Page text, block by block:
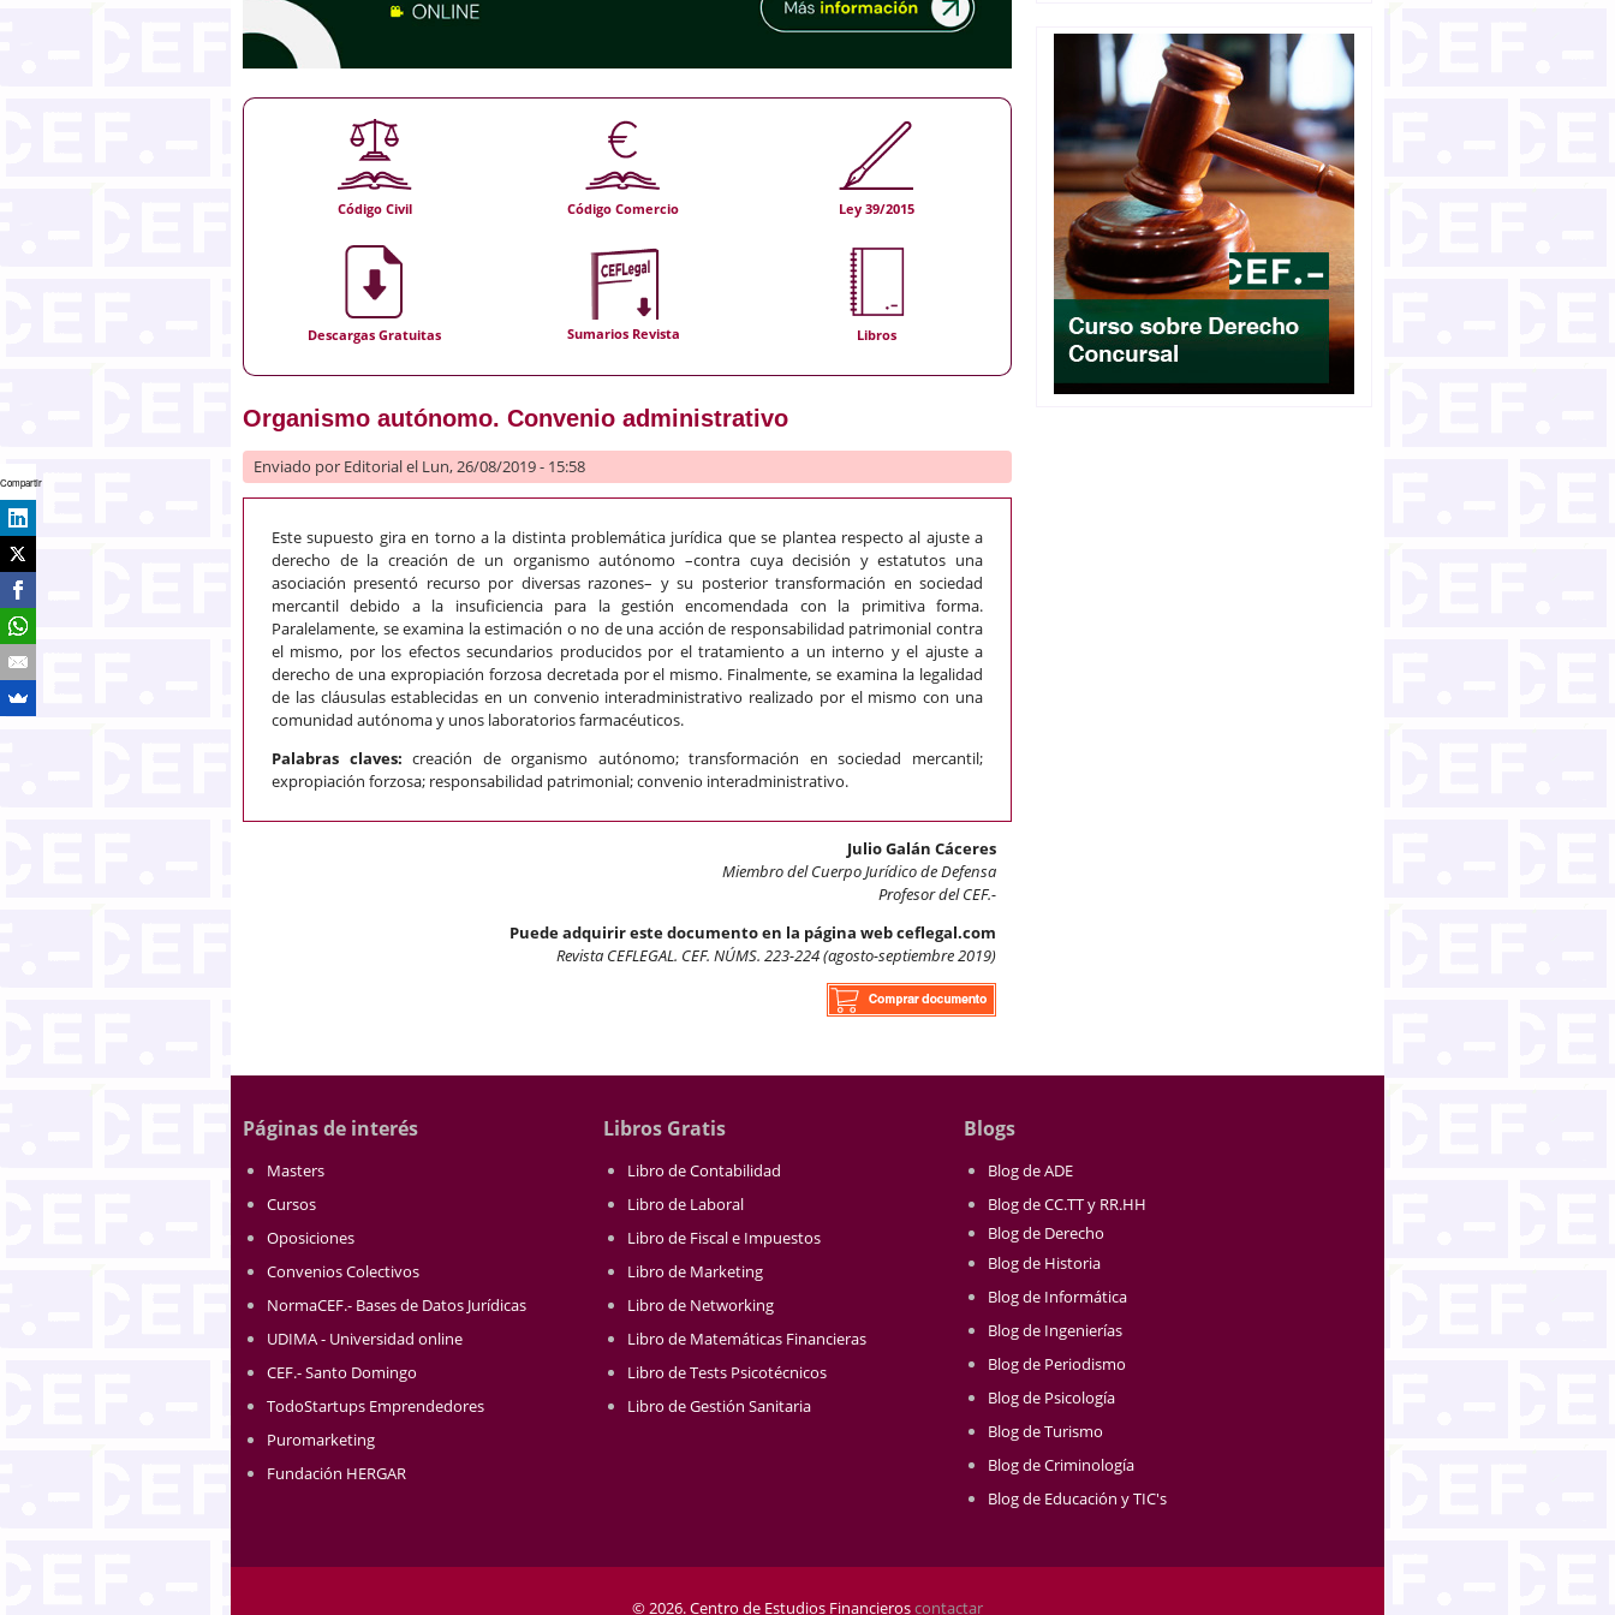
Código Civil Código Comercio Ley 39/2015
Descargas Gratuitas Sumarios Revista Libros
Organismo autónomo. Convenio administrativo
Enviado por Editorialel Lun, 26/08/2019 - 15:58
Este supuesto gira en torno a la distinta problemática jurídica que se plantea respecto al ajuste a
derecho de la creación de un organismo autónomo –contra cuya decisión y estatutos una
asociación presentó recurso por diversas razones– y su posterior transformación en sociedad
mercantil debido a la insuficiencia para la gestión encomendada con la primitiva forma.
Paralelamente, se examina la estimación o no de una acción de responsabilidad patrimonial contra
el mismo, por los efectos secundarios producidos por el tratamiento a un interno y el ajuste a
derecho de una expropiación forzosa decretada por el mismo. Finalmente, se examina la legalidad
de las cláusulas establecidas en un convenio interadministrativo realizado por el mismo con una
comunidad autónoma y unos laboratorios farmacéuticos.
Palabras claves: creación de organismo autónomo; transformación en sociedad mercantil;
expropiación forzosa; responsabilidad patrimonial; convenio interadministrativo.
Julio Galán Cáceres
Miembro del Cuerpo Jurídico de Defensa
Profesor del CEF.-
Puede adquirir este documento en la página web ceflegal.com
Revista CEFLEGAL. CEF. NÚMS. 223-224 (agosto-septiembre 2019)
Páginas de interés
Masters
Cursos
Oposiciones
Convenios Colectivos
NormaCEF.- Bases de Datos Jurídicas
UDIMA - Universidad online
CEF.- Santo Domingo
TodoStartups Emprendedores
Puromarketing
Fundación HERGAR
Libros Gratis
Libro de Contabilidad
Libro de Laboral
Libro de Fiscal e Impuestos
Libro de Marketing
Libro de Networking
Libro de Matemáticas Financieras
Libro de Tests Psicotécnicos
Libro de Gestión Sanitaria
Blogs
Blog de ADE
Blog de CC.TT y RR.HH
Blog de Derecho
Blog de Historia
Blog de Informática
Blog de Ingenierías
Blog de Periodismo
Blog de Psicología
Blog de Turismo
Blog de Criminología
Blog de Educación y TIC's
© 2026. Centro de Estudios Financieroscontactar
Compartir